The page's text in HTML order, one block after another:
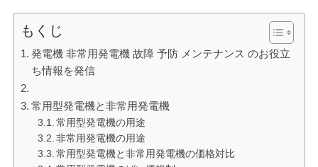
もくじ
発電機 非常用発電機 故障 予防 メンテナンス のお役立
ち情報を発信
常用型発電機と非常用発電機
常用型発電機の用途
非常用発電機の用途
常用型発電機と非常用発電機の価格対比